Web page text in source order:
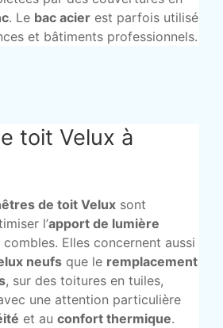
. Le bac acier est parfois utilisé
et bâtiments professionnels.
toit Velux à
de toit Velux sont
l’apport de lumière
combles. Elles concernent aussi
neufs que le remplacement
, sur des toitures en tuiles,
une attention particulière
et au confort thermique.